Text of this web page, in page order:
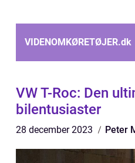
VIDENOMKØRETØJER.dk
VW T-Roc: Den
bilentusiaster
28 december 2023 Peter